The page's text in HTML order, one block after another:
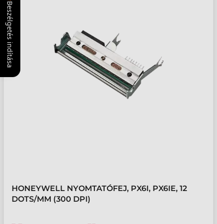
HONEYWELL NYOMTATÓFEJ, PX6I, PX6IE, 12
DOTS/MM (300 DPI)
Beszélgetés indítása